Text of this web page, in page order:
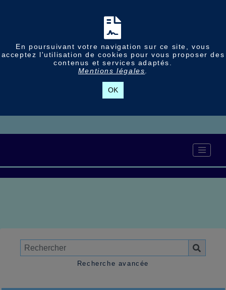
En poursuivant votre navigation sur ce site, vous
acceptez l'utilisation de cookies pour vous proposer des
contenus et services adaptés.
Mentions légales
OK
Recherche avancée